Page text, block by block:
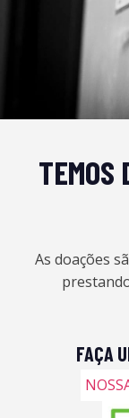
TEMOS
As doações
FAÇA